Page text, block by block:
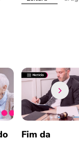
Fim da